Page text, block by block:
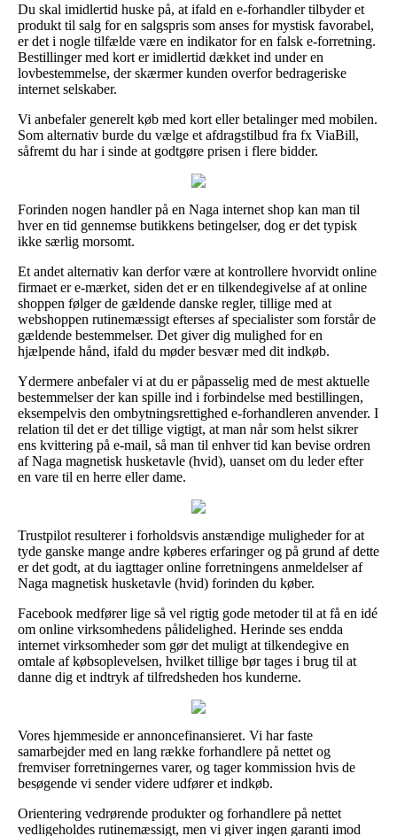
Du skal imidlertid huske på, at ifald en e-forhandler tilbyder et
produkt til salg for en salgspris som anses for mystisk favorabel,
er det i nogle tilfælde være en indikator for en falsk e-forretning.
Bestillinger med kort er imidlertid dækket ind under en
lovbestemmelse, der skærmer kunden overfor bedrageriske
internet selskaber.
Vi anbefaler generelt køb med kort eller betalinger med mobilen.
Som alternativ burde du vælge et afdragstilbud fra fx ViaBill,
såfremt du har i sinde at godtgøre prisen i flere bidder.
Forinden nogen handler på en Naga internet shop kan man til
hver en tid gennemse butikkens betingelser, dog er det typisk
ikke særlig morsomt.
Et andet alternativ kan derfor være at kontrollere hvorvidt online
firmaet er e-mærket, siden det er en tilkendegivelse af at online
shoppen følger de gældende danske regler, tillige med at
webshoppen rutinemæssigt efterses af specialister som forstår de
gældende bestemmelser. Det giver dig mulighed for en
hjælpende hånd, ifald du møder besvær med dit indkøb.
Ydermere anbefaler vi at du er påpasselig med de mest aktuelle
bestemmelser der kan spille ind i forbindelse med bestillingen,
eksempelvis den ombytningsrettighed e-forhandleren anvender. I
relation til det er det tillige vigtigt, at man når som helst sikrer
ens kvittering på e-mail, så man til enhver tid kan bevise ordren
af Naga magnetisk husketavle (hvid), uanset om du leder efter
en vare til en herre eller dame.
Trustpilot resulterer i forholdsvis anstændige muligheder for at
tyde ganske mange andre køberes erfaringer og på grund af dette
er det godt, at du iagttager online forretningens anmeldelser af
Naga magnetisk husketavle (hvid) forinden du køber.
Facebook medfører lige så vel rigtig gode metoder til at få en idé
om online virksomhedens pålidelighed. Herinde ses endda
internet virksomheder som gør det muligt at tilkendegive en
omtale af købsoplevelsen, hvilket tillige bør tages i brug til at
danne dig et indtryk af tilfredsheden hos kunderne.
Vores hjemmeside er annoncefinansieret. Vi har faste
samarbejder med en lang række forhandlere på nettet og
fremviser forretningernes varer, og tager kommission hvis de
besøgende vi sender videre udfører et indkøb.
Orientering vedrørende produkter og forhandlere på nettet
vedligeholdes rutinemæssigt, men vi giver ingen garanti imod